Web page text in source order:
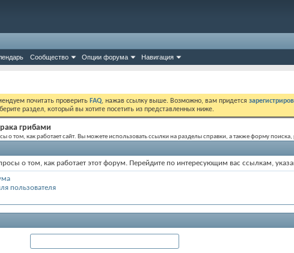
Сообщество Опции форума Навигация
почитать проверить FAQ, нажав ссылку выше. Возможно, вам придется
раздел, который вы хотите посетить из представленных ниже.
грибами
о том, как работает сайт. Вы можете использовать ссылки на разделы справки, а также форму
о том, как работает этот форум. Перейдите по интересующим вас ссылкам,
пользователя